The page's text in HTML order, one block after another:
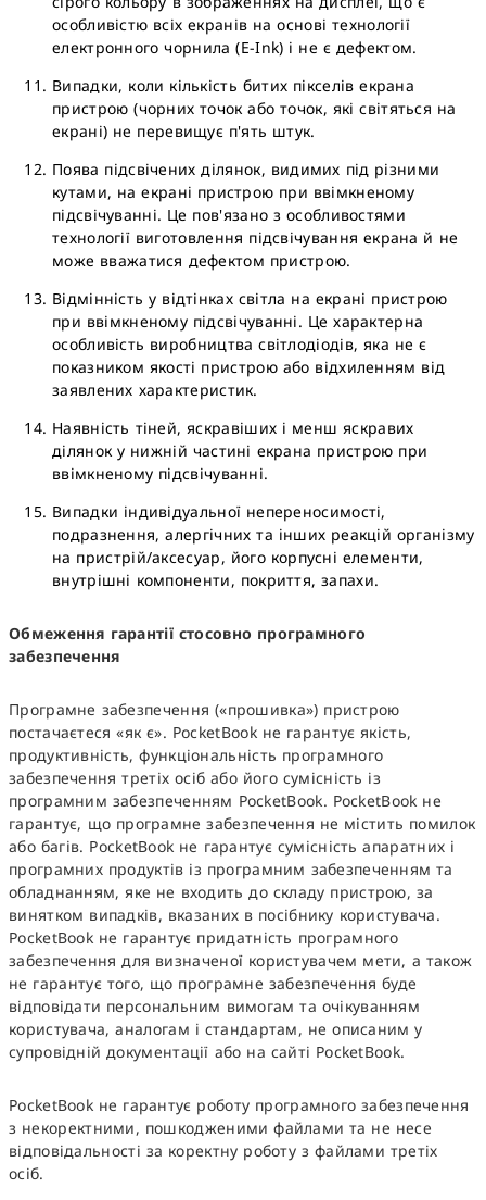
особливістю всіх екранів на основі технології
електронного чорнила (E-Ink) і не є дефектом.
Випадки, коли кількість битих пікселів екрана
пристрою (чорних точок або точок, які світяться на
екрані) не перевищує п'ять штук.
Поява підсвічених ділянок, видимих під різними
кутами, на екрані пристрою при ввімкненому
підсвічуванні. Це пов'язано з особливостями
технології виготовлення підсвічування екрана й не
може вважатися дефектом пристрою.
Відмінність у відтінках світла на екрані пристрою
при ввімкненому підсвічуванні. Це характерна
особливість виробництва світлодіодів, яка не є
показником якості пристрою або відхиленням від
заявлених характеристик.
Наявність тіней, яскравіших і менш яскравих
ділянок у нижній частині екрана пристрою при
ввімкненому підсвічуванні.
Випадки індивідуальної непереносимості,
подразнення, алергічних та інших реакцій організму
на пристрій/аксесуар, його корпусні елементи,
внутрішні компоненти, покриття, запахи.
Обмеження гарантії стосовно програмного
забезпечення
Програмне забезпечення («прошивка») пристрою
постачаєтеся «як є». PocketBook не гарантує якість,
продуктивність, функціональність програмного
забезпечення третіх осіб або його сумісність із
програмним забезпеченням PocketBook. PocketBook не
гарантує, що програмне забезпечення не містить помилок
або багів. PocketBook не гарантує сумісність апаратних і
програмних продуктів із програмним забезпеченням та
обладнанням, яке не входить до складу пристрою, за
винятком випадків, вказаних в посібнику користувача.
PocketBook не гарантує придатність програмного
забезпечення для визначеної користувачем мети, а також
не гарантує того, що програмне забезпечення буде
відповідати персональним вимогам та очікуванням
користувача, аналогам і стандартам, не описаним у
супровідній документації або на сайті PocketBook.
PocketBook не гарантує роботу програмного забезпечення
з некоректними, пошкодженими файлами та не несе
відповідальності за коректну роботу з файлами третіх
осіб.